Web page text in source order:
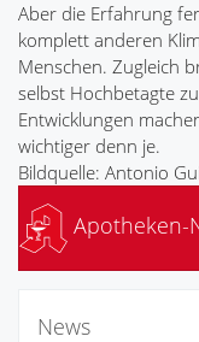
Aber die Erfahrung
komplett anderen
Menschen. Zugleich
selbst Hochbetagte
Entwicklungen
wichtiger denn je.
Bildquelle: Antonio
Apotheken-
News